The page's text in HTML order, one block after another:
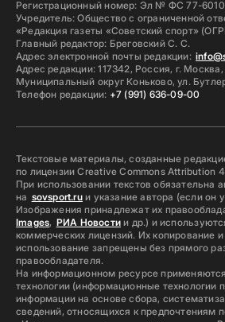
Регистрационный номер: Эл № ФС 77-
Учредитель: Общество с ограниченной
«Редакция газеты «Советский спорт»
Главный редактор: Бреговский С. С.
Адрес электронной почты редакции:
Адрес редакции: 117342, Россия, г. Москва,
Муниципальный округ Коньково, ул.
Телефон редакции: +7 (991) 636-09-00
Текстовые материалы, созданные
по лицензии Creative Commons Attribution
При использовании текстов обязательна
на sovsport.ruи указание автора (если он
Изображения принадлежат их
Images, РИА Новостии др.) и
коммерческих лицензий. Их копирование
использование запрещены без прямого
правообладателя.
На информационном ресурсе
технологии (информационные технологии
информации на основе сбора,
сведений, относящихся к предпочтениям